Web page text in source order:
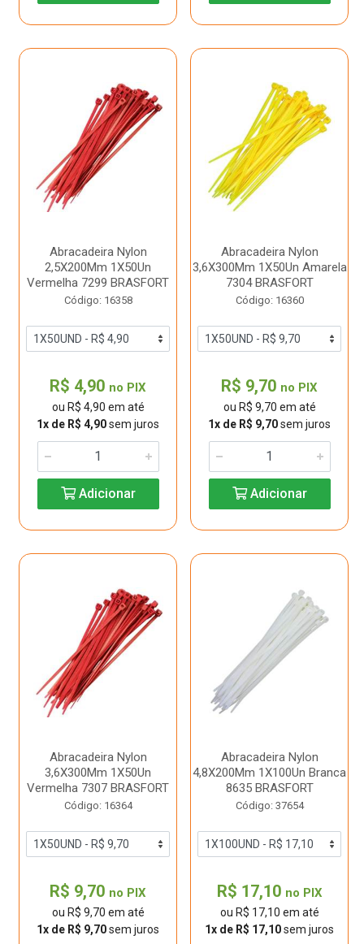
Abracadeira Nylon
2,5X200Mm 1X50Un
Vermelha 7299 BRASFORT
Código: 16358
R$ 4,90 no PIX
ou R$ 4,90 em até
1x de R$ 4,90sem juros
Adicionar
Abracadeira Nylon
3,6X300Mm 1X50Un Amarela
7304 BRASFORT
Código: 16360
R$ 9,70 no PIX
ou R$ 9,70 em até
1x de R$ 9,70sem juros
Adicionar
Abracadeira Nylon
3,6X300Mm 1X50Un
Vermelha 7307 BRASFORT
Código: 16364
R$ 9,70 no PIX
ou R$ 9,70 em até
1x de R$ 9,70sem juros
Abracadeira Nylon
4,8X200Mm 1X100Un Branca
8635 BRASFORT
Código: 37654
R$ 17,10 no PIX
ou R$ 17,10 em até
1x de R$ 17,10sem juros